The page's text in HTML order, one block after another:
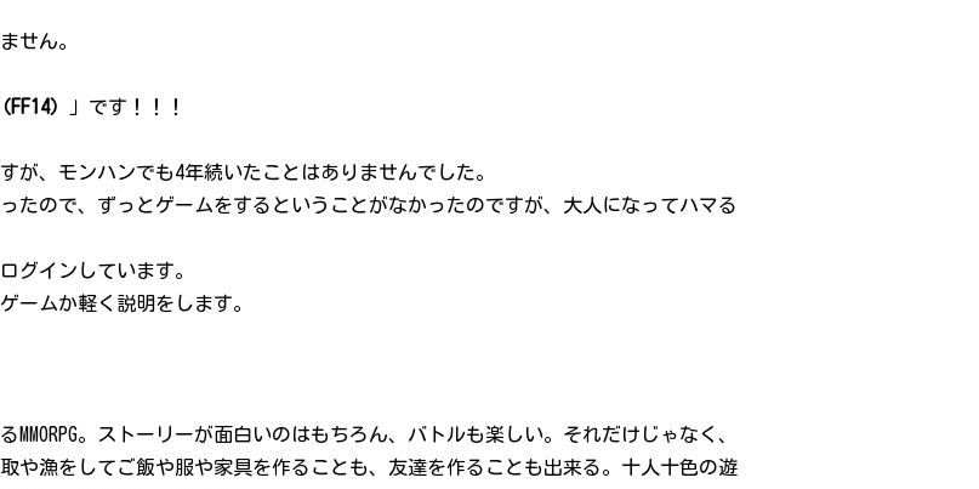
せん。
FF14）
」です！！！
が、モンハンでも4年続いたことはありませんでした。
たので、ずっとゲームをするということがなかったのですが、大人になってハマる
グインしています。
ームか軽く説明をします。
。ストーリーが面白いのはもちろん、バトルも楽しい。それだけじゃなく、
や漁をしてご飯や服や家具を作ることも、友達を作ることも出来る。十人十色の遊